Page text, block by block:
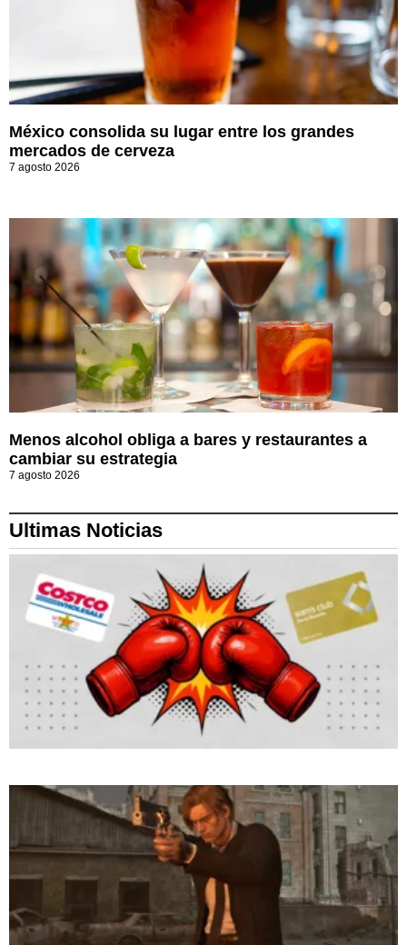
México consolida su lugar entre los grandes
mercados de cerveza
7 agosto 2026
Menos alcohol obliga a bares y restaurantes a
cambiar su estrategia
7 agosto 2026
Ultimas Noticias